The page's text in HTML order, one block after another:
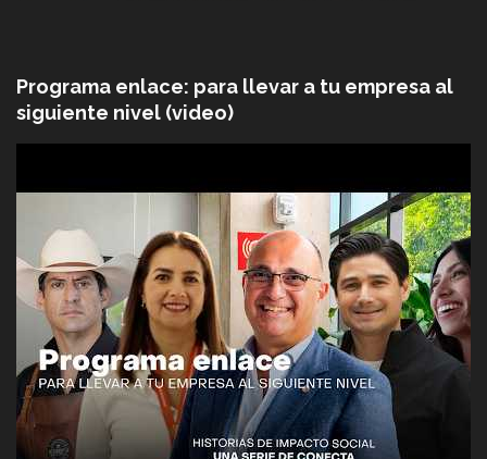
Programa enlace: para llevar a tu empresa al
siguiente nivel (video)